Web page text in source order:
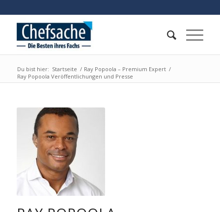
Du bist hier: Startseite / Ray Popoola – Premium Expert /
Ray Popoola Veröffentlichungen und Presse